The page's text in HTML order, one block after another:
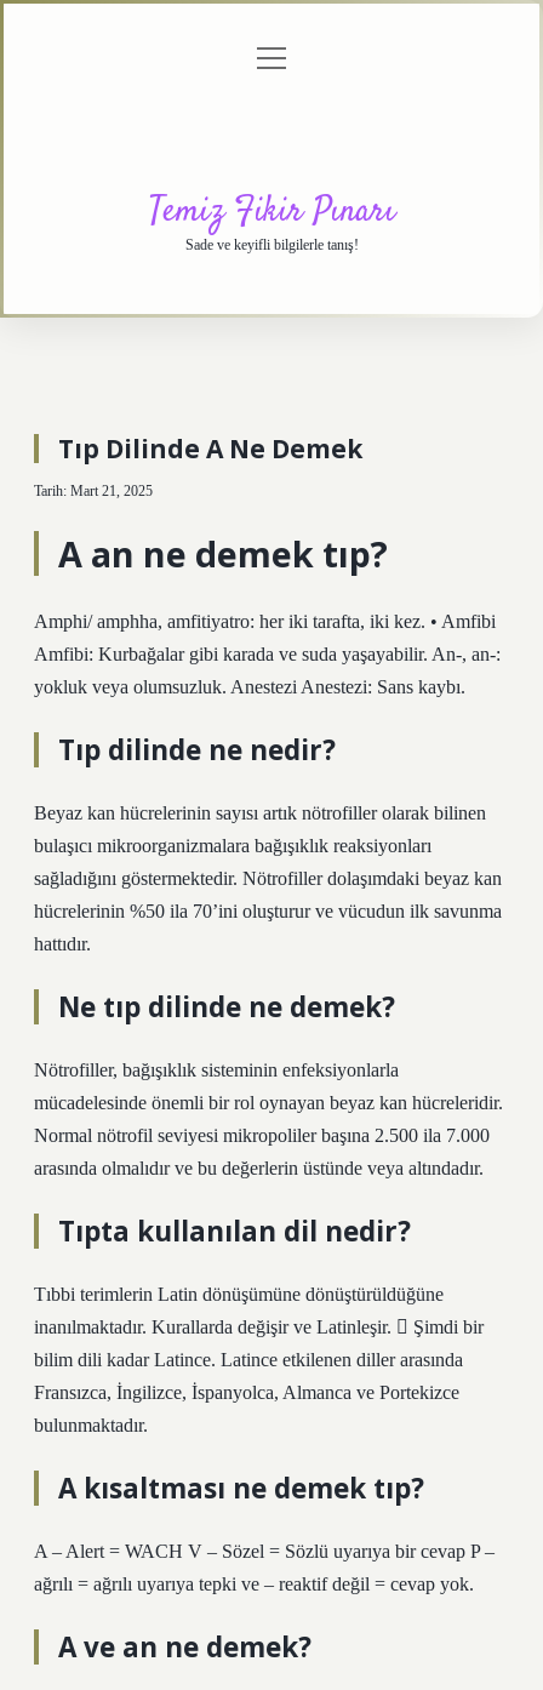
menüyü
Temiz Fikir Pınarı
Sade ve keyifli bilgilerle tanış!
Tıp Dilinde A Ne Demek
Tarih: Mart 21, 2025
A an ne demek tıp?
Amphi/ amphha, amfitiyatro: her iki tarafta, iki kez. • Amfibi
Amfibi: Kurbağalar gibi karada ve suda yaşayabilir. An-, an-:
yokluk veya olumsuzluk. Anestezi Anestezi: Sans kaybı.
Tıp dilinde ne nedir?
Beyaz kan hücrelerinin sayısı artık nötrofiller olarak bilinen
bulaşıcı mikroorganizmalara bağışıklık reaksiyonları
sağladığını göstermektedir. Nötrofiller dolaşımdaki beyaz kan
hücrelerinin %50 ila 70’ini oluşturur ve vücudun ilk savunma
hattıdır.
Ne tıp dilinde ne demek?
Nötrofiller, bağışıklık sisteminin enfeksiyonlarla
mücadelesinde önemli bir rol oynayan beyaz kan hücreleridir.
Normal nötrofil seviyesi mikropoliler başına 2.500 ila 7.000
arasında olmalıdır ve bu değerlerin üstünde veya altındadır.
Tıpta kullanılan dil nedir?
Tıbbi terimlerin Latin dönüşümüne dönüştürüldüğüne
inanılmaktadır. Kurallarda değişir ve Latinleşir.  Şimdi bir
bilim dili kadar Latince. Latince etkilenen diller arasında
Fransızca, İngilizce, İspanyolca, Almanca ve Portekizce
bulunmaktadır.
A kısaltması ne demek tıp?
A – Alert = WACH V – Sözel = Sözlü uyarıya bir cevap P –
ağrılı = ağrılı uyarıya tepki ve – reaktif değil = cevap yok.
A ve an ne demek?